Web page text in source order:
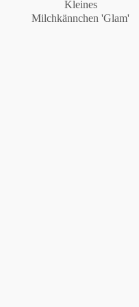
Kleines
Milchkännchen 'Glam'